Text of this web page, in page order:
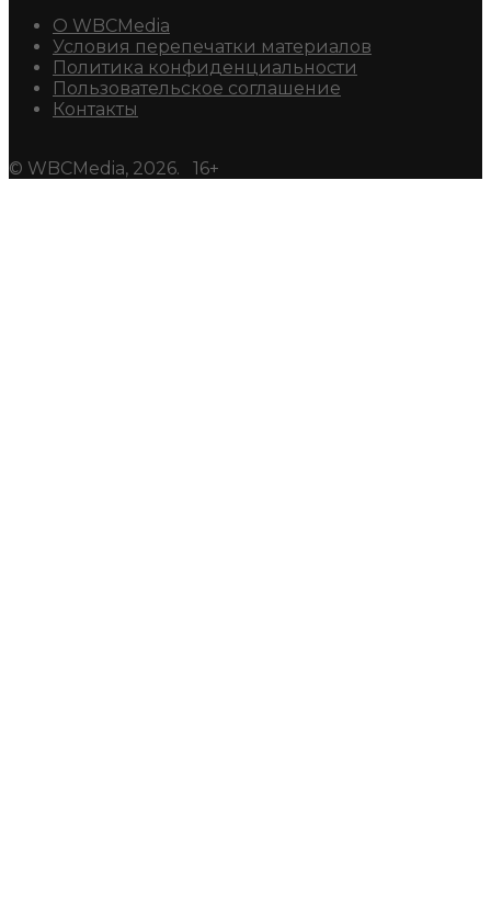
О WBCMedia
Условия перепечатки материалов
Политика конфиденциальности
Пользовательское соглашение
Контакты
© WBCMedia, 2026. 16+